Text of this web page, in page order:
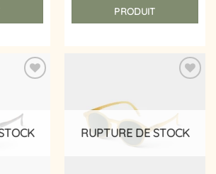
PRODUIT
d’envies
d’envies
RUPTURE DE STOCK